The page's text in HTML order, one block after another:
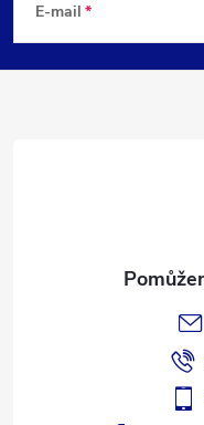
p
E-mail